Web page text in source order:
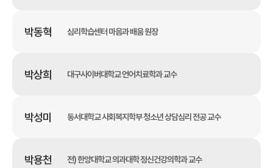
박동혁 심리학습센터 마음과 배움 원장
박상희 대구사이버대학교 언어치료학과 교수
박성미 동서대학교 사회복지학부 청소년 상담심리 전공 교수
박용천 전) 한양대학교 의과대학 정신건강의학과 교수